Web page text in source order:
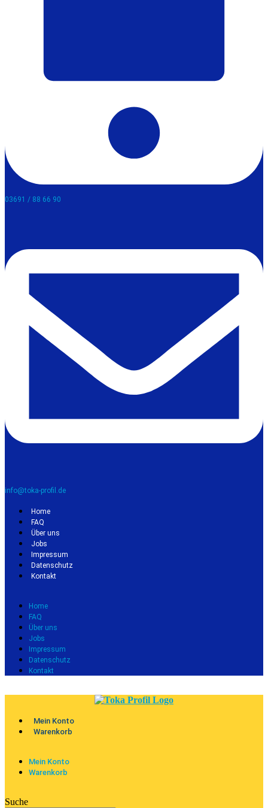
03691 / 88 66 90​
info@toka-profil.de
Home
FAQ
Über uns
Jobs
Impressum
Datenschutz
Kontakt
Home
FAQ
Über uns
Jobs
Impressum
Datenschutz
Kontakt
Mein Konto
Warenkorb
Mein Konto
Warenkorb
Suche